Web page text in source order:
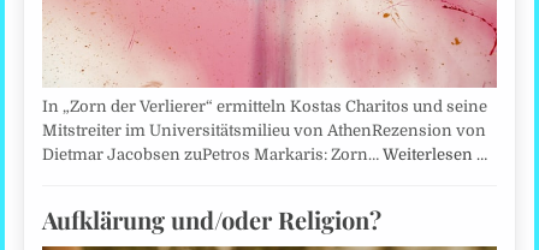
In „Zorn der Verlierer“ ermitteln Kostas Charitos und seine
Mitstreiter im Universitätsmilieu von AthenRezension von
Dietmar Jacobsen zuPetros Markaris: Zorn…Weiterlesen …
Aufklärung und/oder Religion?